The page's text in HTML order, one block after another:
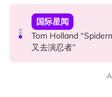
中港台新
范玮琪大马开唱！一家四口来马 黑人
推荐一下吗？”
本地星闻
Henn国贤 “Aunty
月31日登场
国际星闻
Tom Holland
又去演忍者”